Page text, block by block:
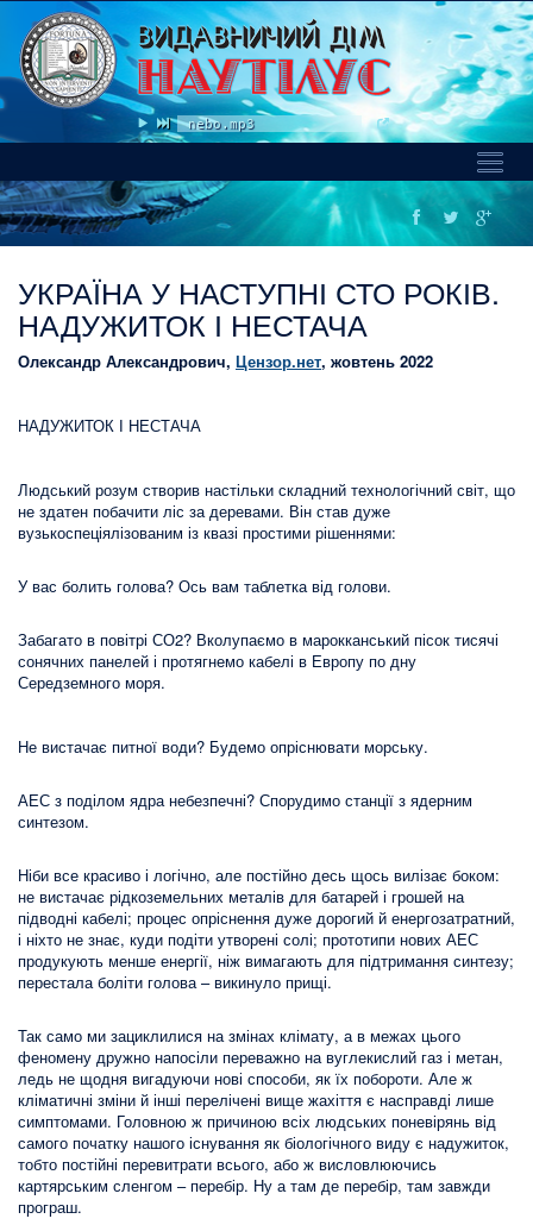
nmoj © nebo.mp3
Toggle
УКРАЇНА У НАСТУПНІ СТО РОКІВ.
НАДУЖИТОК І НЕСТАЧА
Олександр Александрович, Цензор.нет, жовтень 2022
НАДУЖИТОК І НЕСТАЧА
Людський розум створив настільки складний технологічний світ, що
не здатен побачити ліс за деревами. Він став дуже
вузькоспеціялізованим із квазі простими рішеннями:
У вас болить голова? Ось вам таблетка від голови.
Забагато в повітрі СО2? Вколупаємо в марокканський пісок тисячі
сонячних панелей і протягнемо кабелі в Европу по дну
Середземного моря.
Не вистачає питної води? Будемо опріснювати морську.
АЕС з поділом ядра небезпечні? Спорудимо станції з ядерним
синтезом.
Ніби все красиво і логічно, але постійно десь щось вилізає боком:
не вистачає рідкоземельних металів для батарей і грошей на
підводні кабелі; процес опріснення дуже дорогий й енергозатратний,
і ніхто не знає, куди подіти утворені солі; прототипи нових АЕС
продукують менше енергії, ніж вимагають для підтримання синтезу;
перестала боліти голова – викинуло прищі.
Так само ми зациклилися на змінах клімату, а в межах цього
феномену дружно напосіли переважно на вуглекислий газ і метан,
ледь не щодня вигадуючи нові способи, як їх побороти. Але ж
кліматичні зміни й інші перелічені вище жахіття є насправді лише
симптомами. Головною ж причиною всіх людських поневірянь від
самого початку нашого існування як біологічного виду є надужиток,
тобто постійні перевитрати всього, або ж висловлюючись
картярським сленгом – перебір. Ну а там де перебір, там завжди
програш.